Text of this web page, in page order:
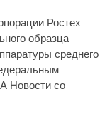
Ростех
образца
среднего
Новости со